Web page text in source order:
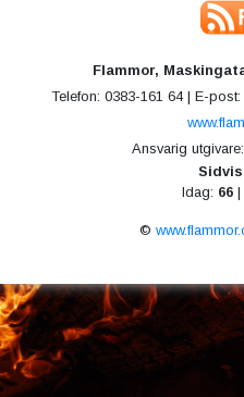
Flammor,
Telefon: 0383-161 64 | E-post:
Ansvarig utgivare:
Idag: 66|
©